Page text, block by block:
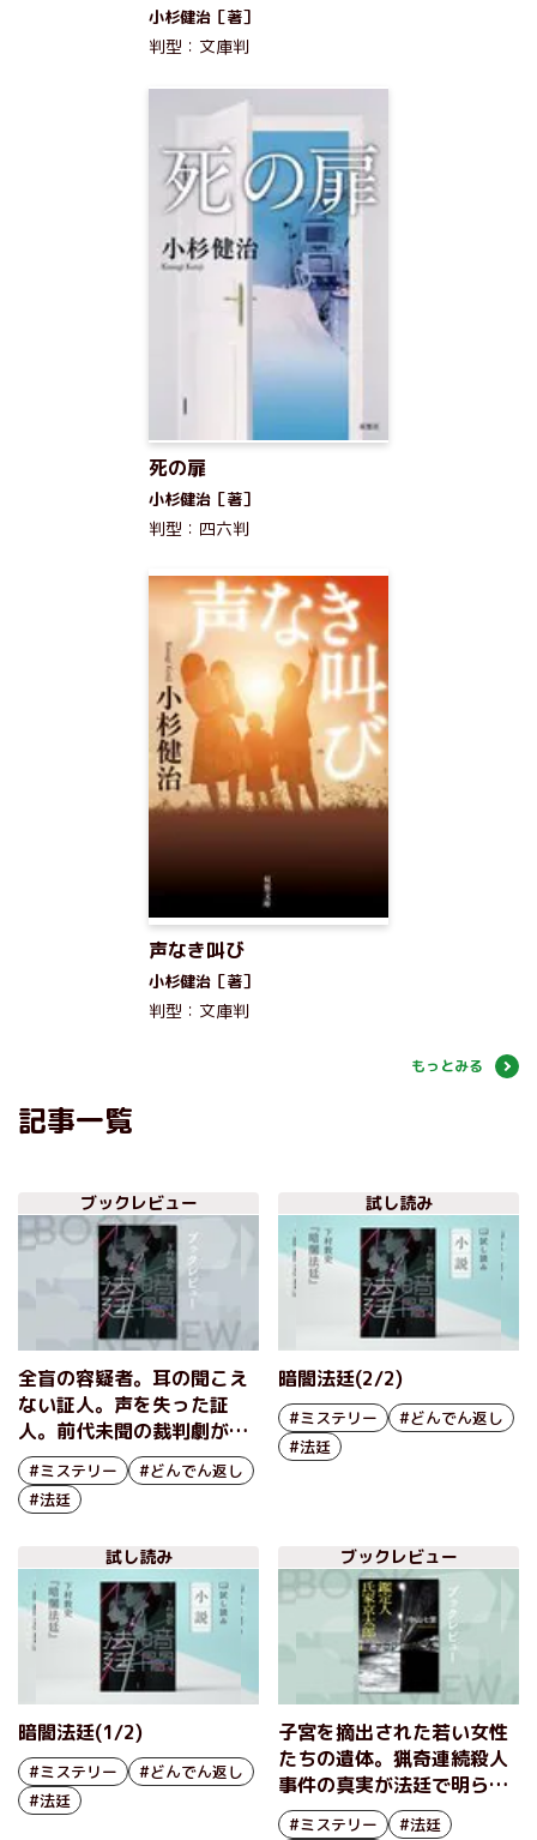
小杉健治［著］
判型：文庫判
死の扉
小杉健治［著］
判型：四六判
声なき叫び
小杉健治［著］
判型：文庫判
もっとみる
記事一覧
ブックレビュー
全盲の容疑者。耳の聞こえ
ない証人。声を失った証
人。前代未聞の裁判劇が、
いま幕を開ける──『暗闇
法廷』下村敦史
#ミステリー
#どんでん返し
#法廷
試し読み
暗闇法廷(2/2)
#ミステリー
#どんでん返し
#法廷
試し読み
暗闇法廷(1/2)
#ミステリー
#どんでん返し
#法廷
ブックレビュー
子宮を摘出された若い女性
たちの遺体。猟奇連続殺人
事件の真実が法廷で明らか
になる 『鑑定人 氏家京太
#ミステリー #法廷